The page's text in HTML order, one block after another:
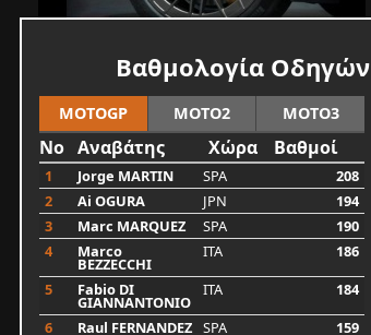
Βαθμολογία Οδηγών
MOTOGP MOTO2 MOTO3
No Αναβάτης Χώρα Βαθμοί
1 Jorge MARTIN SPA
208
2
Ai OGURA JPN
194
3
Marc MARQUEZ SPA
190
4
Marco
BEZZECCHI
ITA
186
5
Fabio DI
GIANNANTONIO
ITA
184
6
Raul FERNANDEZ SPA 159